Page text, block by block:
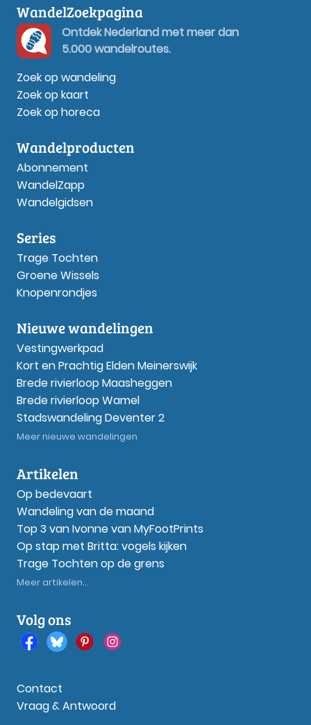
WandelZoekpagina
Ontdek Nederland met meer dan
5.000 wandelroutes.
Zoek op wandeling
Zoek op kaart
Zoek op horeca
Wandelproducten
Abonnement
WandelZapp
Wandelgidsen
Series
Trage Tochten
Groene Wissels
Knopenrondjes
Nieuwe wandelingen
Vestingwerkpad
Kort en Prachtig Elden Meinerswijk
Brede rivierloop Maasheggen
Brede rivierloop Wamel
Stadswandeling Deventer 2
Meer nieuwe wandelingen
Artikelen
Op bedevaart
Wandeling van de maand
Top 3 van Ivonne van MyFootPrints
Op stap met Britta: vogels kijken
Trage Tochten op de grens
Meer artikelen...
Volg ons
Contact
Vraag & Antwoord